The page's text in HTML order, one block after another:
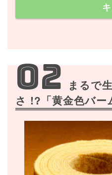
キ
02
まるで
さ !?「黄金色バー